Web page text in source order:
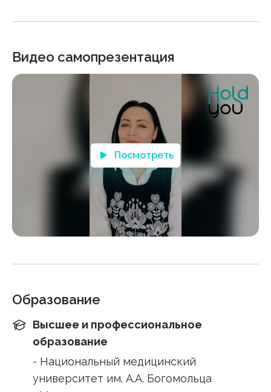
Видео самопрезентация
Посмотреть
Образование
Высшее и профессиональное
образование
- Национальный медицинский
университет им. А.А. Богомольца